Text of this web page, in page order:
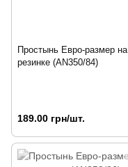
Простынь Евро-размер на
резинке (AN350/84)
189.00 грн/шт.